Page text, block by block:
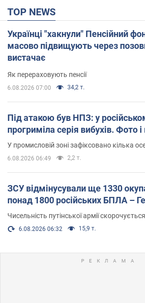
TOP NEWS
Українці "хакнули" Пенсійний
масово підвищують через
вистачає
Як перераховують пенсії
6.08.2026 07:00 34,2 т.
Під атакою був НПЗ: у
прогриміла серія вибухів. Фото і
У промисловій зоні зафіксовано кілька
6.08.2026 06:49 2,2 т.
ЗСУ відмінусували ще 1330
понад 1800 російських БПЛА –
Чисельність путінської армії скорочується
6.08.2026 06:32 15,9 т.